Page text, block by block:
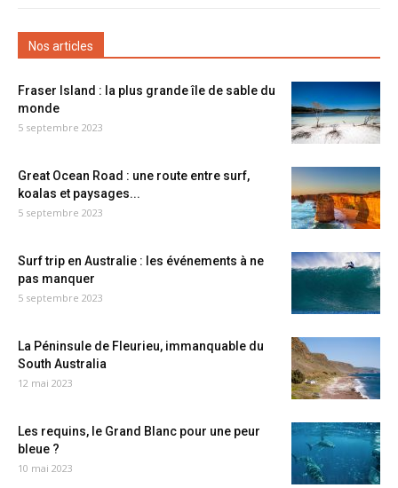
Nos articles
Fraser Island : la plus grande île de sable du
monde
5 septembre 2023
Great Ocean Road : une route entre surf,
koalas et paysages...
5 septembre 2023
Surf trip en Australie : les événements à ne
pas manquer
5 septembre 2023
La Péninsule de Fleurieu, immanquable du
South Australia
12 mai 2023
Les requins, le Grand Blanc pour une peur
bleue ?
10 mai 2023